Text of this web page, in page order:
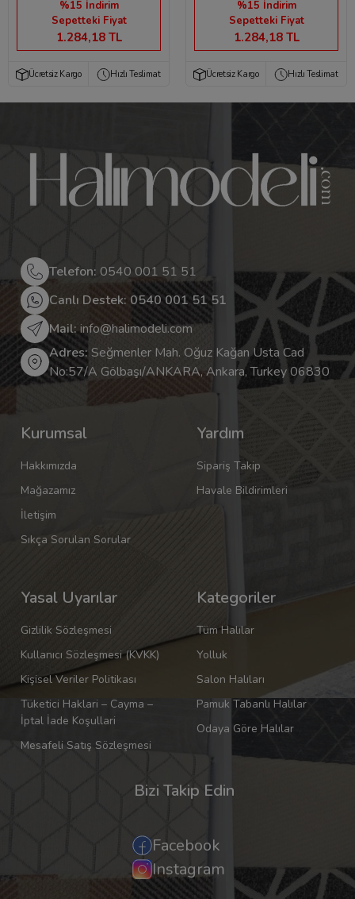
%15 İndirim
Sepetteki Fiyat
1.284,18 TL
Ücretsiz Kargo Hızlı Teslimat
%15 İndirim
Sepetteki Fiyat
1.284,18 TL
Ücretsiz Kargo Hızlı Teslimat
Telefon: 0540 001 51 51
Canlı Destek: 0540 001 51 51
Mail:info@halimodeli.com
Adres: Seğmenler Mah. Oğuz Kağan Usta Cad
No:57/A Gölbaşı/ANKARA, Ankara, Turkey 06830
Kurumsal
Hakkımızda
Mağazamız
İletişim
Sıkça Sorulan Sorular
Yardım
Sipariş Takip
Havale Bildirimleri
Yasal Uyarılar
Gizlilik Sözleşmesi
Kullanıcı Sözleşmesi (KVKK)
Kişisel Veriler Politikası
Tüketici Haklari – Cayma –
İptal İade Koşullari
Mesafeli Satış Sözleşmesi
Kategoriler
Tüm Halılar
Yolluk
Salon Halıları
Pamuk Tabanlı Halılar
Odaya Göre Halılar
Bizi Takip Edin
Facebook
Instagram